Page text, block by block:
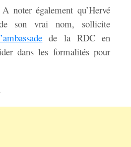
noter également qu’Hervé
son vrai nom, sollicite
de la RDC en
dans les formalités pour